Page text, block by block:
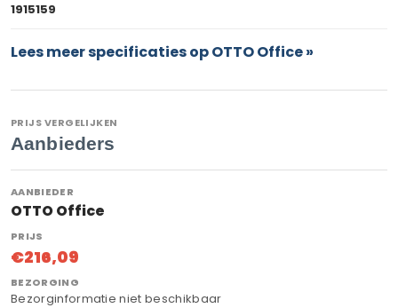
1915159
Lees meer specificaties op OTTO Office »
PRIJS VERGELIJKEN
Aanbieders
OTTO Office
€216,09
Bezorginformatie niet beschikbaar